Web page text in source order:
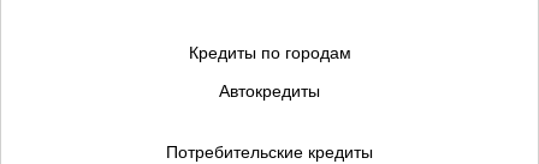
Кредиты по городам
Автокредиты
Потребительские кредиты